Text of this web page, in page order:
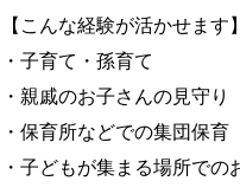
【こんな経験が活かせます】
・子育て・孫育て
・親戚のお子さんの見守り
・保育所などでの集団保育
・子どもが集まる場所での